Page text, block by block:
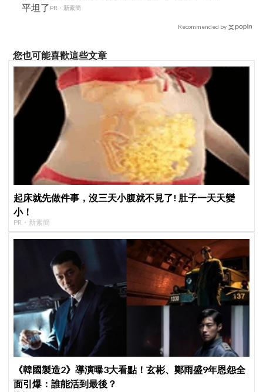
平坦了 PR・新素簡
Recommended by
您也可能喜歡這些文章
起床就先做件事，沒三天小腹就不見了! 肚子一天天變
小！
PR・新素簡
《韓國製造2》導演曝3大看點！玄彬、鄭雨盛9年恩怨全
面引爆：誰能活到最後？